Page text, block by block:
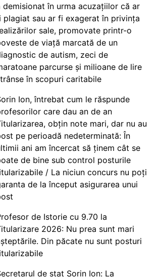
demisionat în urma acuzațiilor că ar
plagiat sau ar fi exagerat în privința
sale, promovate printr-o
de viață marcată de un
de autism, zeci de
parcurse și milioane de lire
în scopuri caritabile
Ion, întrebat cum le răspunde
care dau an de an
obțin note mari, dar nu au
pe perioadă nedeterminată: În
ani am încercat să ținem cât se
de bine sub control posturile
/ La niciun concurs nu poți
de la început asigurarea unui
de Istorie cu 9.70 la
2026: Nu prea sunt mari
Din păcate nu sunt posturi
de stat Sorin Ion: La